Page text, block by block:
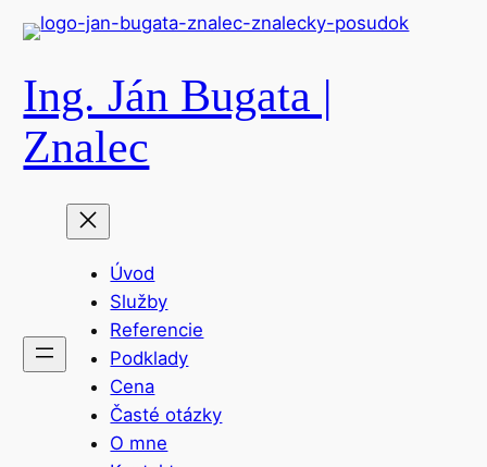
Prejsť
obsah
Ing. Ján Bugata |
Znalec
Úvod
Služby
Referencie
Podklady
Cena
Časté otázky
O mne